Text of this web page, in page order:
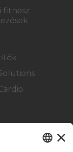
fitnesz